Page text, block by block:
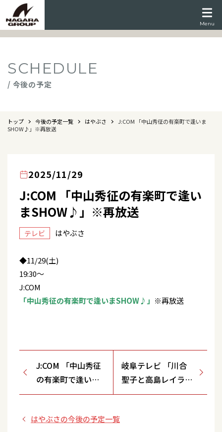
Menu
SCHEDULE
/ 今後の予定
トップ 今後の予定一覧 はやぶさ
J:COM 「中山秀征の有楽町で逢いま
SHOW♪」※再放送
2025/11/29
J:COM 「中山秀征の有楽町で逢い
まSHOW♪」※再放送
テレビ はやぶさ
◆11/29(土)
19:30～
J:COM
「中山秀征の有楽町で逢いまSHOW♪」 ※再放送
J:COM 「中山秀征
の有楽町で逢いま
SHOW♪」
岐阜テレビ 「川合
聖子と高島レイラの
歌の彩は」
はやぶさの今後の予定一覧